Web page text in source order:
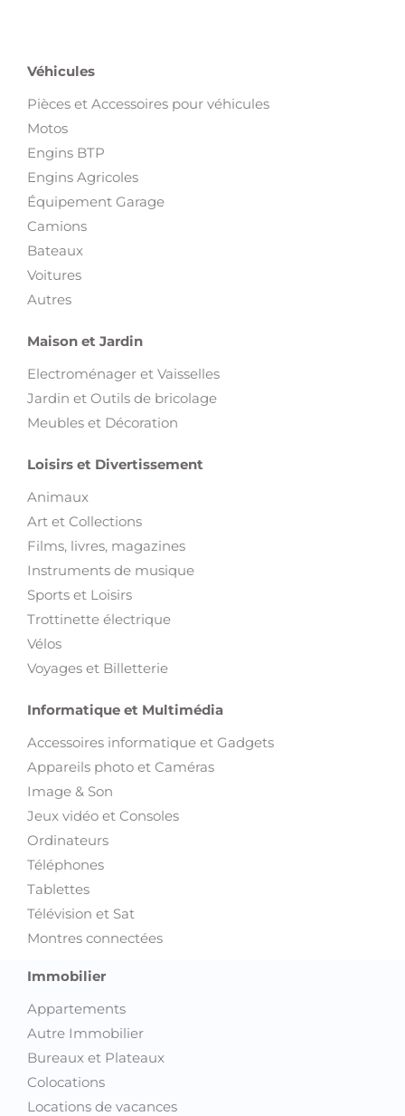
Véhicules
Pièces et Accessoires pour véhicules
Motos
Engins BTP
Engins Agricoles
Équipement Garage
Camions
Bateaux
Voitures
Autres
Maison et Jardin
Electroménager et Vaisselles
Jardin et Outils de bricolage
Meubles et Décoration
Loisirs et Divertissement
Animaux
Art et Collections
Films, livres, magazines
Instruments de musique
Sports et Loisirs
Trottinette électrique
Vélos
Voyages et Billetterie
Informatique et Multimédia
Accessoires informatique et Gadgets
Appareils photo et Caméras
Image & Son
Jeux vidéo et Consoles
Ordinateurs
Téléphones
Tablettes
Télévision et Sat
Montres connectées
Immobilier
Appartements
Autre Immobilier
Bureaux et Plateaux
Colocations
Locations de vacances